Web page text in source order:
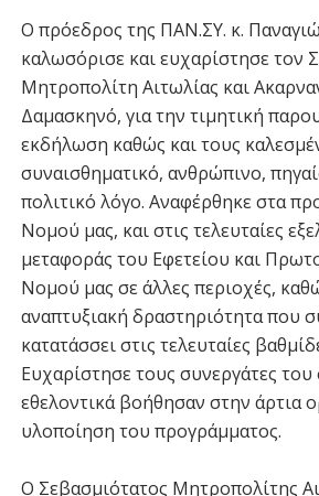
Ο πρόεδρος της ΠΑΝ.ΣΥ. κ.
καλωσόρισε και ευχαρίστησε τον
Μητροπολίτη Αιτωλίας και
Δαμασκηνό, για την τιμητική
εκδήλωση καθώς και τους
συναισθηματικό, ανθρώπινο,
πολιτικό λόγο. Αναφέρθηκε στα
Νομού μας, και στις τελευταίες
μεταφοράς του Εφετείου και
Νομού μας σε άλλες περιοχές,
αναπτυξιακή δραστηριότητα που
κατατάσσει στις τελευταίες
Ευχαρίστησε τους συνεργάτες
εθελοντικά βοήθησαν στην άρτια
υλοποίηση του προγράμματος.
Ο Σεβασμιότατος Μητροπολίτης